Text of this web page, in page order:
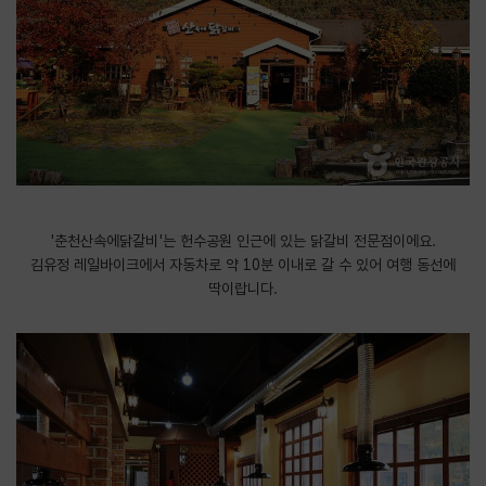
'춘천산속에닭갈비'는 헌수공원 인근에 있는 닭갈비 전문점이에요.
김유정 레일바이크에서 자동차로 약 10분 이내로 갈 수 있어 여행 동선에
딱이랍니다.